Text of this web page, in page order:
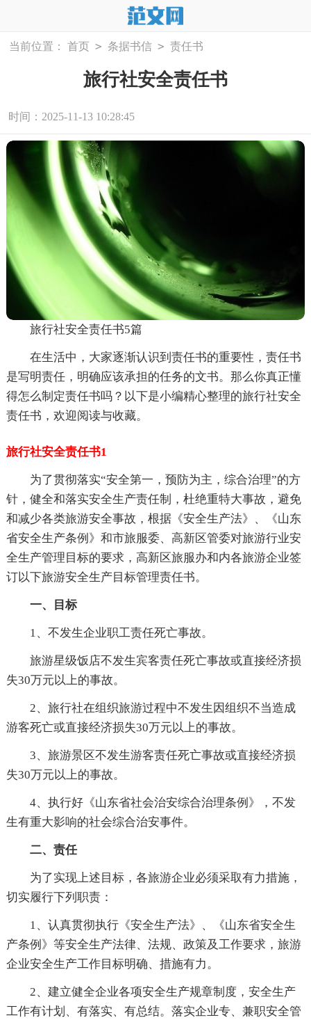
当前位置： 首页 > 条据书信 > 责任书
旅行社安全责任书
时间：2025-11-13 10:28:45
旅行社安全责任书5篇
在生活中，大家逐渐认识到责任书的重要性，责任书
是写明责任，明确应该承担的任务的文书。那么你真正懂
得怎么制定责任书吗？以下是小编精心整理的旅行社安全
责任书，欢迎阅读与收藏。
旅行社安全责任书1
为了贯彻落实“安全第一，预防为主，综合治理”的方
针，健全和落实安全生产责任制，杜绝重特大事故，避免
和减少各类旅游安全事故，根据《安全生产法》、《山东
省安全生产条例》和市旅服委、高新区管委对旅游行业安
全生产管理目标的要求，高新区旅服办和内各旅游企业签
订以下旅游安全生产目标管理责任书。
一、目标
1、不发生企业职工责任死亡事故。
旅游星级饭店不发生宾客责任死亡事故或直接经济损
失30万元以上的事故。
2、旅行社在组织旅游过程中不发生因组织不当造成
游客死亡或直接经济损失30万元以上的事故。
3、旅游景区不发生游客责任死亡事故或直接经济损
失30万元以上的事故。
4、执行好《山东省社会治安综合治理条例》，不发
生有重大影响的社会综合治安事件。
二、责任
为了实现上述目标，各旅游企业必须采取有力措施，
切实履行下列职责：
1、认真贯彻执行《安全生产法》、《山东省安全生
产条例》等安全生产法律、法规、政策及工作要求，旅游
企业安全生产工作目标明确、措施有力。
2、建立健全企业各项安全生产规章制度，安全生产
工作有计划、有落实、有总结。落实企业专、兼职安全管